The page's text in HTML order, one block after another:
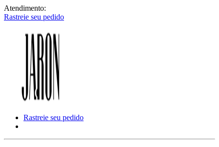
Atendimento:
Rastreie seu pedido
Rastreie seu pedido